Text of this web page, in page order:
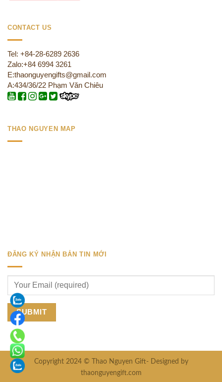
CONTACT US
Tel: +84-28-6289 2636
Zalo:+84 6994 3261
E:thaonguyengifts@gmail.com
A:434/36/22 Phạm Văn Chiêu
THAO NGUYEN MAP
ĐĂNG KÝ NHẬN BẢN TIN MỚI
Copyright 2024 © Thao Nguyen Gift- Designed by
thaonguyengift.com